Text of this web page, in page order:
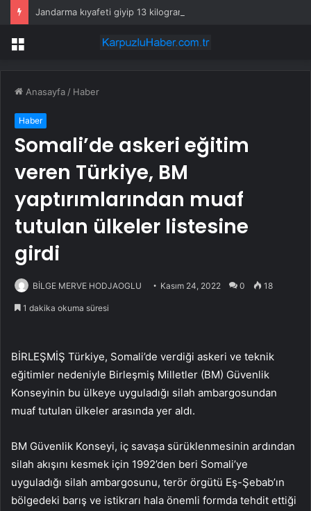
Menü
Anasayfa / Haber
Haber
Somali’de askeri eğitim
veren Türkiye, BM
yaptırımlarından muaf
tutulan ülkeler listesine
girdi
BİLGE MERVE HODJAOGLU Kasım 24, 2022 0 18
1 dakika okuma süresi
BİRLEŞMİŞ Türkiye, Somali’de verdiği askeri ve teknik
eğitimler nedeniyle Birleşmiş Milletler (BM) Güvenlik
Konseyinin bu ülkeye uyguladığı silah ambargosundan
muaf tutulan ülkeler arasında yer aldı.
BM Güvenlik Konseyi, iç savaşa sürüklenmesinin ardından
silah akışını kesmek için 1992’den beri Somali’ye
uyguladığı silah ambargosunu, terör örgütü Eş-Şebab’ın
bölgedeki barış ve istikrarı hala önemli formda tehdit ettiği